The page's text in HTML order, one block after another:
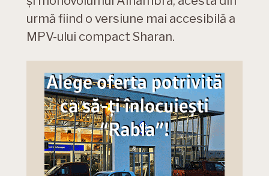
urmă fiind o versiune mai accesibilă a
MPV-ului compact Sharan.